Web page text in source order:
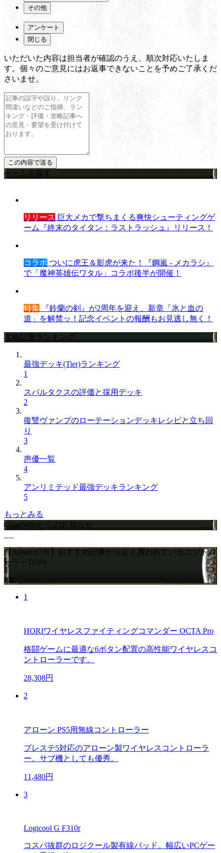
その他
アンケート
閉じる
いただいた内容は担当者が確認のうえ、順次対応いたしま
す。個々のご意見にはお返事できないことを予めご了承くだ
さいませ。
ゲームを探す
リリース 巨大メカで撃ちまくる爽快シューティングゲ
ーム『終末のタイタン：ラストラッシュ』リリース！
コラボ ついに虎王＆影虎が来た！『鋼嵐 - メカラシ』
で「魔神英雄伝ワタル」コラボ後半が開催！
特集 『鈴蘭の剣』が2周年を迎え、新章「氷と血の
道」を解禁ッ！記念イベントの報酬もお見逃し無く！
攻略記事ランキング
最強デッキ(Tier)ランキング
1
スパルタクスの評価と採用デッキ
2
復讐ヴァンプのローテーションデッキレシピと立ち回
り
3
声優一覧
4
アンリミテッド最強デッキランキング
5
もっとみる
GameWithからのお知らせ
【Amazon7月】おすすめ記事からよく買われているコントロ
ーラーTOP4
PR
1
HORIワイヤレスファイティングコマンダー OCTA Pro
格闘ゲームに最適な6ボタン配置の高性能ワイヤレスコ
ントローラーです。
28,308円
2
アローン PS5用無線コントローラー
プレステ5対応のアローン製ワイヤレスコントローラ
ー。サブ機としても優秀。
11,480円
3
Logicool G F310r
コスパ抜群のロジクール製有線パッド。幅広いPCゲー